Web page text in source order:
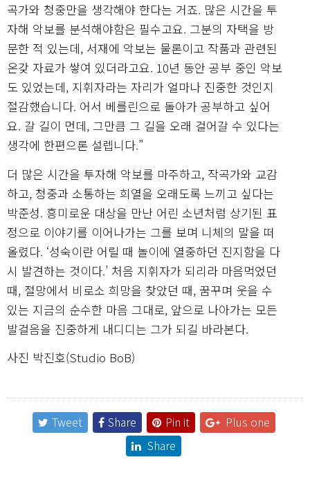
곡가와 청중만을 생각해야 한다는 거죠. 많은 시간을 투
자해 악보를 분석해야함은 필수고요. 그분의 자택을 방
문한 적 있는데, 서재에 악보는 물론이고 작품과 관련된
온갖 자료가 쌓여 있더라고요. 10년 동안 공부 중인 악보
도 있었는데, 지휘자라는 자리가 얼마나 진중한 것인지
절감했습니다. 어서 베를린으로 돌아가 공부하고 싶어
요. 갈 길이 먼데, 그만큼 그 길을 오래 걸어갈 수 있다는
생각에 한편으론 설렙니다.”
더 많은 시간을 투자해 악보를 마주하고, 작곡가와 교감
하고, 청중과 소통하는 희열을 오래도록 느끼고 싶다는
박준성. 흥미로운 대상을 만난 어린 소년처럼 상기된 표
정으로 이야기를 이어나가는 그를 보며 니체의 말을 떠
올렸다. ‘성숙이란 어릴 때 놀이에 열중하던 진지함을 다
시 발견하는 것이다.’ 처음 지휘자가 되리라 마음먹었던
때, 절망에서 비로소 희망을 찾았던 때, 꿈꾸며 웃을 수
있는 지금의 순수한 마음 그대로, 앞으로 나아가는 모든
발걸음을 진중하게 내디디는 그가 되길 바라본다.
사진 박진호(Studio BoB)
Tweet Share Pin it
Plus one
Share